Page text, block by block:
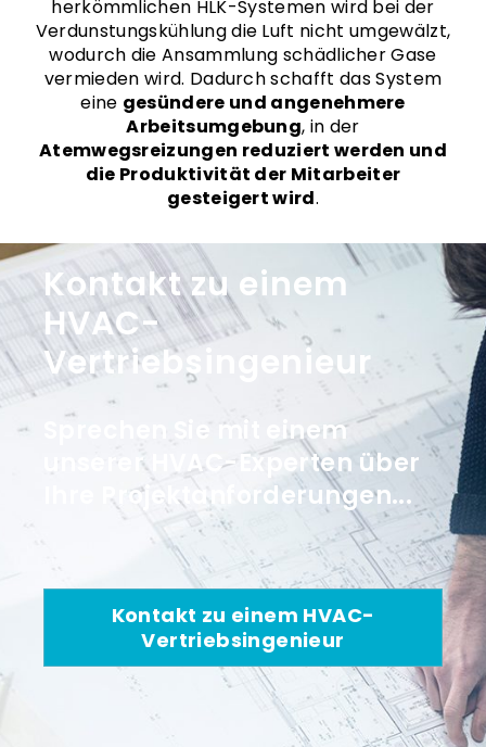
herkömmlichen HLK-Systemen wird bei der
Verdunstungskühlung die Luft nicht umgewälzt,
wodurch die Ansammlung schädlicher Gase
vermieden wird. Dadurch schafft das System
eine gesündere und angenehmere
Arbeitsumgebung, in der
Atemwegsreizungen reduziert werden und
die Produktivität der Mitarbeiter
gesteigert wird.
Kontakt zu einem
HVAC-
Vertriebsingenieur
Sprechen Sie mit einem
unserer HVAC-Experten über
Ihre Projektanforderungen...
Kontakt zu einem HVAC-
Vertriebsingenieur